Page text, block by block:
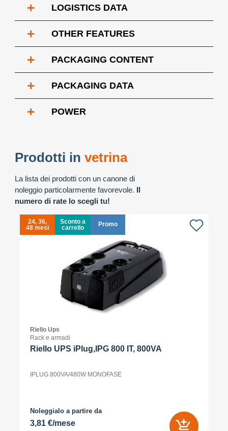
+ LOGISTICS DATA
+ OTHER FEATURES
+ PACKAGING CONTENT
+ PACKAGING DATA
+ POWER
Prodotti in vetrina
La lista dei prodotti con un canone di
noleggio particolarmente favorevole. Il
numero di rate lo scegli tu!
24, 36,
48 mesi
Sconto a
carrello
Promo
Riello Ups
Rack e armadi
Riello UPS iPlug,IPG 800 IT, 800VA
IPLUG 800VA/480W MONOFASE
Noleggialo a partire da
3,81 €/mese